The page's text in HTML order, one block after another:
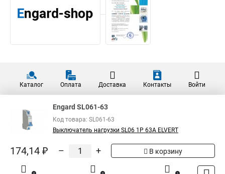
Каталог Оплата Доставка Контакты Войти
Engard SL061-63
Код товара: SL061-63
Выключатель нагрузки SL06 1Р 63А ELVERT
174,14 ₽ – + В корзину
0 0 1